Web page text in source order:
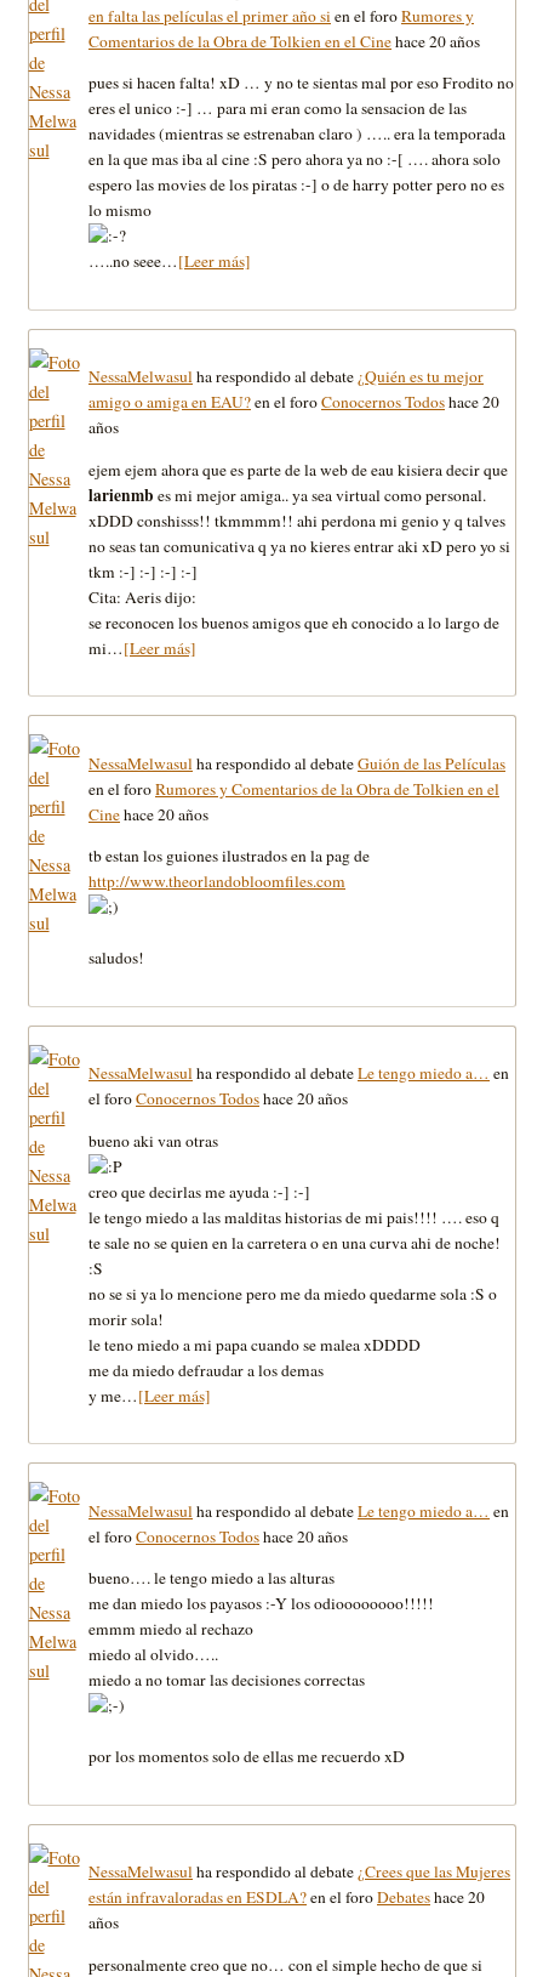
en falta las películas el primer año sien el foroRumores y
Comentarios de la Obra de Tolkien en el Cinehace 20 años
pues si hacen falta! xD … y no te sientas mal por eso Frodito no
eres el unico :-] … para mi eran como la sensacion de las
navidades (mientras se estrenaban claro ) ….. era la temporada
en la que mas iba al cine :S pero ahora ya no :-[ …. ahora solo
espero las movies de los piratas :-] o de harry potter pero no es
lo mismo
…..no seee…[Leer más]
NessaMelwasulha respondido al debate¿Quién es tu mejor
amigo o amiga en EAU?en el foroConocernos Todoshace 20
años
ejem ejem ahora que es parte de la web de eau kisiera decir que
larienmb es mi mejor amiga.. ya sea virtual como personal.
xDDD conshisss!! tkmmmm!! ahi perdona mi genio y q talves
no seas tan comunicativa q ya no kieres entrar aki xD pero yo si
tkm :-] :-] :-] :-]
Cita: Aeris dijo:
se reconocen los buenos amigos que eh conocido a lo largo de
mi…[Leer más]
NessaMelwasulha respondido al debateGuión de las Películas
en el foroRumores y Comentarios de la Obra de Tolkien en el
Cinehace 20 años
tb estan los guiones ilustrados en la pag de
http://www.theorlandobloomfiles.com
saludos!
NessaMelwasulha respondido al debateLe tengo miedo a… en
el foroConocernos Todoshace 20 años
bueno aki van otras
creo que decirlas me ayuda :-] :-]
le tengo miedo a las malditas historias de mi pais!!!! …. eso q
te sale no se quien en la carretera o en una curva ahi de noche!
:S
no se si ya lo mencione pero me da miedo quedarme sola :S o
morir sola!
le teno miedo a mi papa cuando se malea xDDDD
me da miedo defraudar a los demas
y me…[Leer más]
NessaMelwasulha respondido al debateLe tengo miedo a… en
el foroConocernos Todoshace 20 años
bueno…. le tengo miedo a las alturas
me dan miedo los payasos :-Y los odioooooooo!!!!!
emmm miedo al rechazo
miedo al olvido…..
miedo a no tomar las decisiones correctas
por los momentos solo de ellas me recuerdo xD
NessaMelwasulha respondido al debate¿Crees que las Mujeres
están infravaloradas en ESDLA?en el foroDebateshace 20
años
personalmente creo que no… con el simple hecho de que si